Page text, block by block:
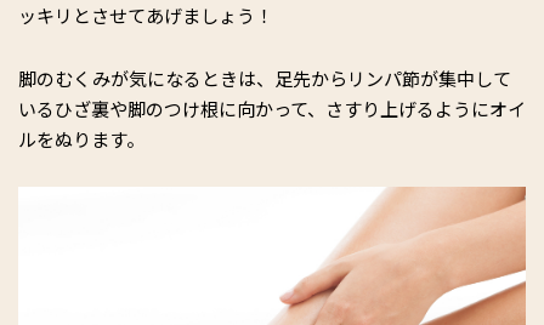
ッキリとさせてあげましょう！
脚のむくみが気になるときは、足先からリンパ節が集中して
いるひざ裏や脚のつけ根に向かって、さすり上げるようにオイ
ルをぬります。